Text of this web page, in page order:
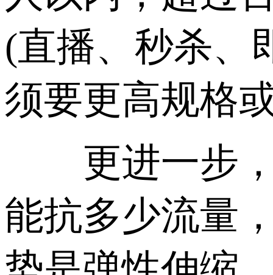
(直播、秒杀、
须要更高规格
更进一步，
能抗多少流量